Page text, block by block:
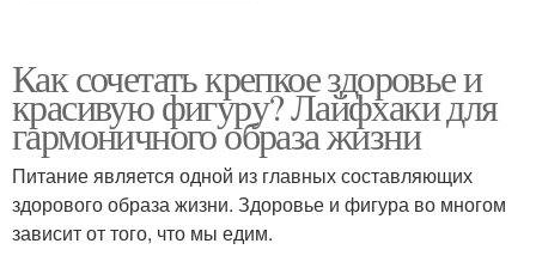
Как сочетать крепкое здоровье и
красивую фигуру? Лайфхаки для
гармоничного образа жизни
Питание является одной из главных составляющих
здорового образа жизни. Здоровье и фигура во многом
зависит от того, что мы едим.